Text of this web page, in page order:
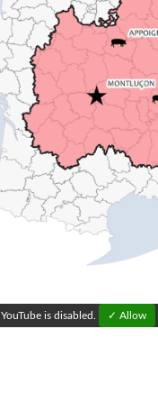
YouTube is disabled. ✓ Allow